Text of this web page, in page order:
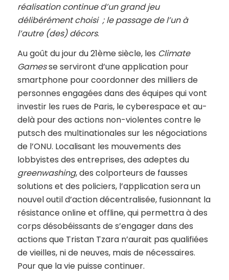
réalisation continue d’un grand jeu
délibérément choisi ; le passage de l’un à
l’autre (des) décors.
Au goût du jour du 21ème siècle, les Climate
Gamesse serviront d’une application pour
smartphone pour coordonner des milliers de
personnes engagées dans des équipes qui vont
investir les rues de Paris, le cyberespace et au-
delà pour des actions non-violentes contre le
putsch des multinationales sur les négociations
de l’ONU. Localisant les mouvements des
lobbyistes des entreprises, des adeptes du
greenwashing, des colporteurs de fausses
solutions et des policiers, l’application sera un
nouvel outil d’action décentralisée, fusionnant la
résistance online et offline, qui permettra à des
corps désobéissants de s’engager dans des
actions que Tristan Tzara n’aurait pas qualifiées
de vieilles, ni de neuves, mais de nécessaires.
Pour que la vie puisse continuer.